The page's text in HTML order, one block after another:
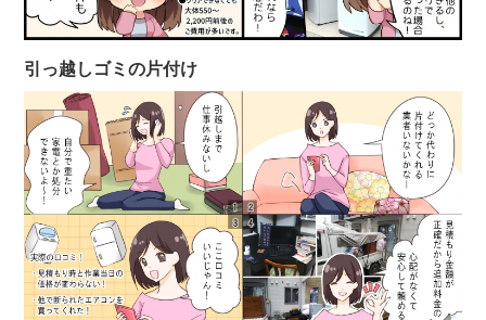
引っ越しゴミの片付け